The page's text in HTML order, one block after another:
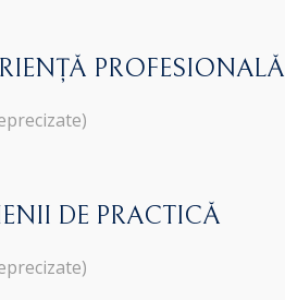
PROFESIONALĂ
DE PRACTICĂ